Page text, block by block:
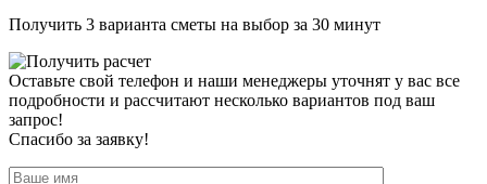
Получить 3 варианта сметы на выбор за 30 минут
Оставьте свой телефон и наши менеджеры уточнят у вас все
подробности и рассчитают несколько вариантов под ваш
запрос!
Спасибо за заявку!